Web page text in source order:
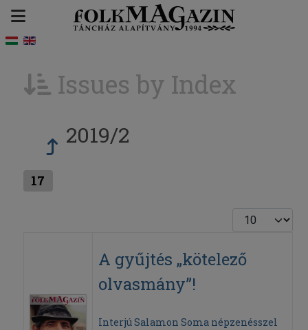
Issues by Index
2019/2
17
Display #
A gyűjtés „kötelező
olvasmány”!
Interjú Salamon Soma népzenésszel